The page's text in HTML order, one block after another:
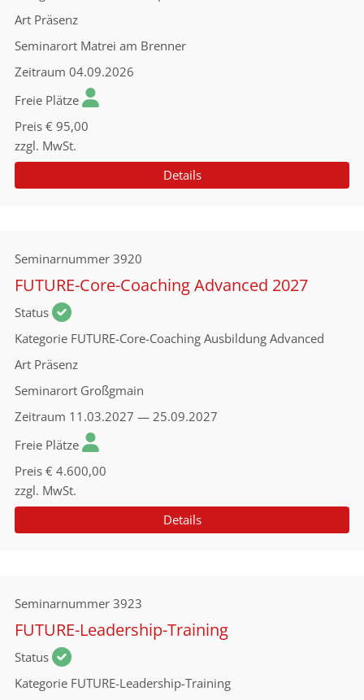
Art Präsenz
Seminarort Matrei am Brenner
Zeitraum 04.09.2026
Freie Plätze
Preis € 95,00
zzgl. MwSt.
Details
Seminarnummer 3920
FUTURE-Core-Coaching Advanced 2027
Status
Kategorie FUTURE-Core-Coaching Ausbildung Advanced
Art Präsenz
Seminarort Großgmain
Zeitraum 11.03.2027 — 25.09.2027
Freie Plätze
Preis € 4.600,00
zzgl. MwSt.
Details
Seminarnummer 3923
FUTURE-Leadership-Training
Status
Kategorie FUTURE-Leadership-Training